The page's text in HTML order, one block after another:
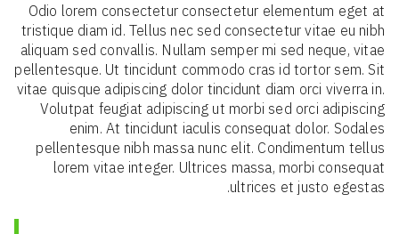
Odio lorem consectetur consectetur elementum eget at
tristique diam id. Tellus nec sed consectetur vitae eu nibh
aliquam sed convallis. Nullam semper mi sed neque, vitae
pellentesque. Ut tincidunt commodo cras id tortor sem. Sit
vitae quisque adipiscing dolor tincidunt diam orci viverra in.
Volutpat feugiat adipiscing ut morbi sed orci adipiscing
enim. At tincidunt iaculis consequat dolor. Sodales
pellentesque nibh massa nunc elit. Condimentum tellus
lorem vitae integer. Ultrices massa, morbi consequat
ultrices et justo egestas.